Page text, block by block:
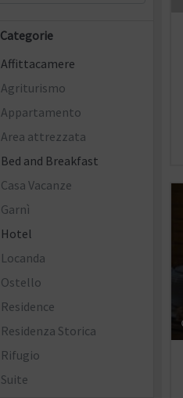
Categorie
Affittacamere
Agriturismo
Appartamento
Area attrezzata
Bed and Breakfast
Casa Vacanze
Garnì
Hotel
Locanda
Ostello
Residence
Residenza Storica
Rifugio
Suite